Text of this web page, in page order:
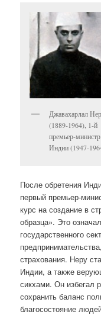
Джавахарлал
(1889-1964), 1-й
премьер-министр
Индии (1947-
После обретения
первый премьер-
курс на создание в
образца». Это
государственного
страхования. Неру
Индии, а также
сикхами. Он избегал
сохранить баланс
благосостояние